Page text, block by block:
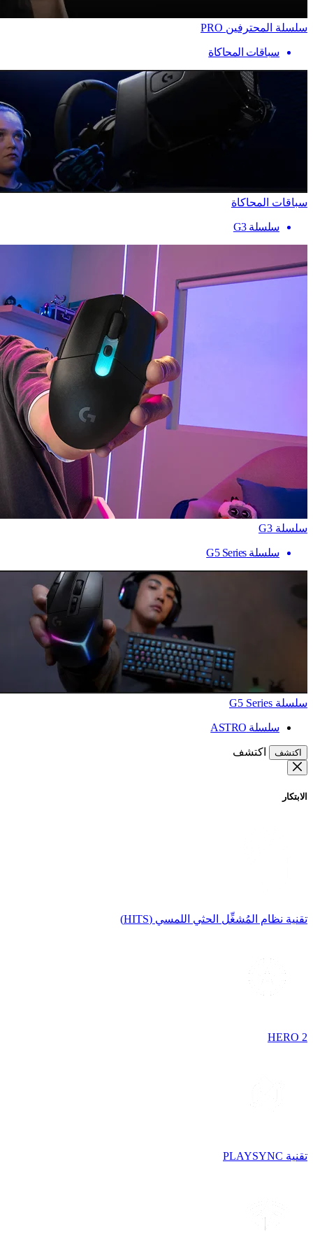
سلسلة المحترفين PRO
سباقات المحاكاة
سباقات المحاكاة
سلسلة G3
سلسلة G3
سلسلة G5 Series
سلسلة G5 Series
سلسلة ASTRO
اكتشف اكتشف
الابتكار
تقنية نظام المُشغِّل الحثي اللمسي (HITS)
HERO 2
تقنية PLAYSYNC